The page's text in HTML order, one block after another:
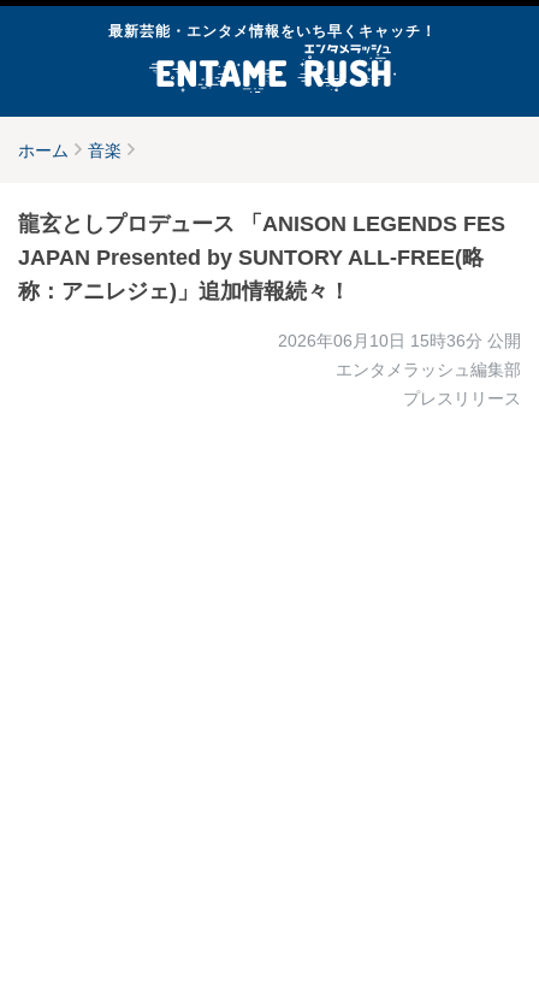
最新芸能・エンタメ情報をいち早くキャッチ！
ホーム 音楽
龍玄としプロデュース 「ANISON LEGENDS FES
JAPAN Presented by SUNTORY ALL-FREE(略
称：アニレジェ)」追加情報続々！
2026年06月10日 15時36分 公開
エンタメラッシュ編集部
プレスリリース